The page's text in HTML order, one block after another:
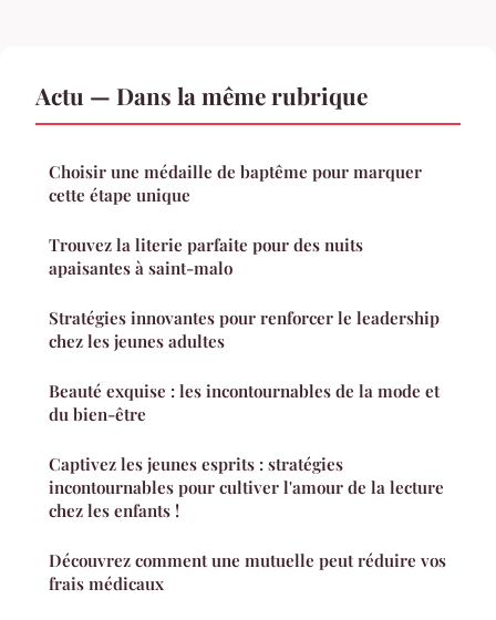
Actu — Dans la même rubrique
Choisir une médaille de baptême pour marquer
cette étape unique
Trouvez la literie parfaite pour des nuits
apaisantes à saint-malo
Stratégies innovantes pour renforcer le leadership
chez les jeunes adultes
Beauté exquise : les incontournables de la mode et
du bien-être
Captivez les jeunes esprits : stratégies
incontournables pour cultiver l'amour de la lecture
chez les enfants !
Découvrez comment une mutuelle peut réduire vos
frais médicaux